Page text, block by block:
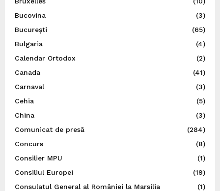
Bucovina
(3)
București
(65)
Bulgaria
(4)
Calendar Ortodox
(2)
Canada
(41)
Carnaval
(3)
Cehia
(5)
China
(3)
Comunicat de presă
(284)
Concurs
(8)
Consilier MPU
(1)
Consiliul Europei
(19)
Consulatul General al României la Marsilia
(1)